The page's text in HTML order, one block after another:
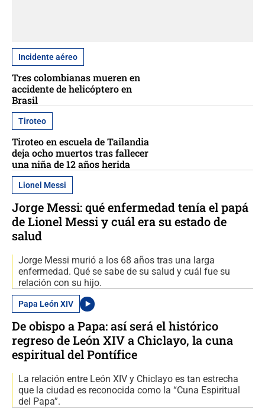
Incidente aéreo
Tres colombianas mueren en
accidente de helicóptero en
Brasil
Tiroteo
Tiroteo en escuela de Tailandia
deja ocho muertos tras fallecer
una niña de 12 años herida
Lionel Messi
Jorge Messi: qué enfermedad tenía el papá
de Lionel Messi y cuál era su estado de
salud
Jorge Messi murió a los 68 años tras una larga
enfermedad. Qué se sabe de su salud y cuál fue su
relación con su hijo.
Papa León XIV
De obispo a Papa: así será el histórico
regreso de León XIV a Chiclayo, la cuna
espiritual del Pontífice
La relación entre León XIV y Chiclayo es tan estrecha
que la ciudad es reconocida como la “Cuna Espiritual
del Papa”.